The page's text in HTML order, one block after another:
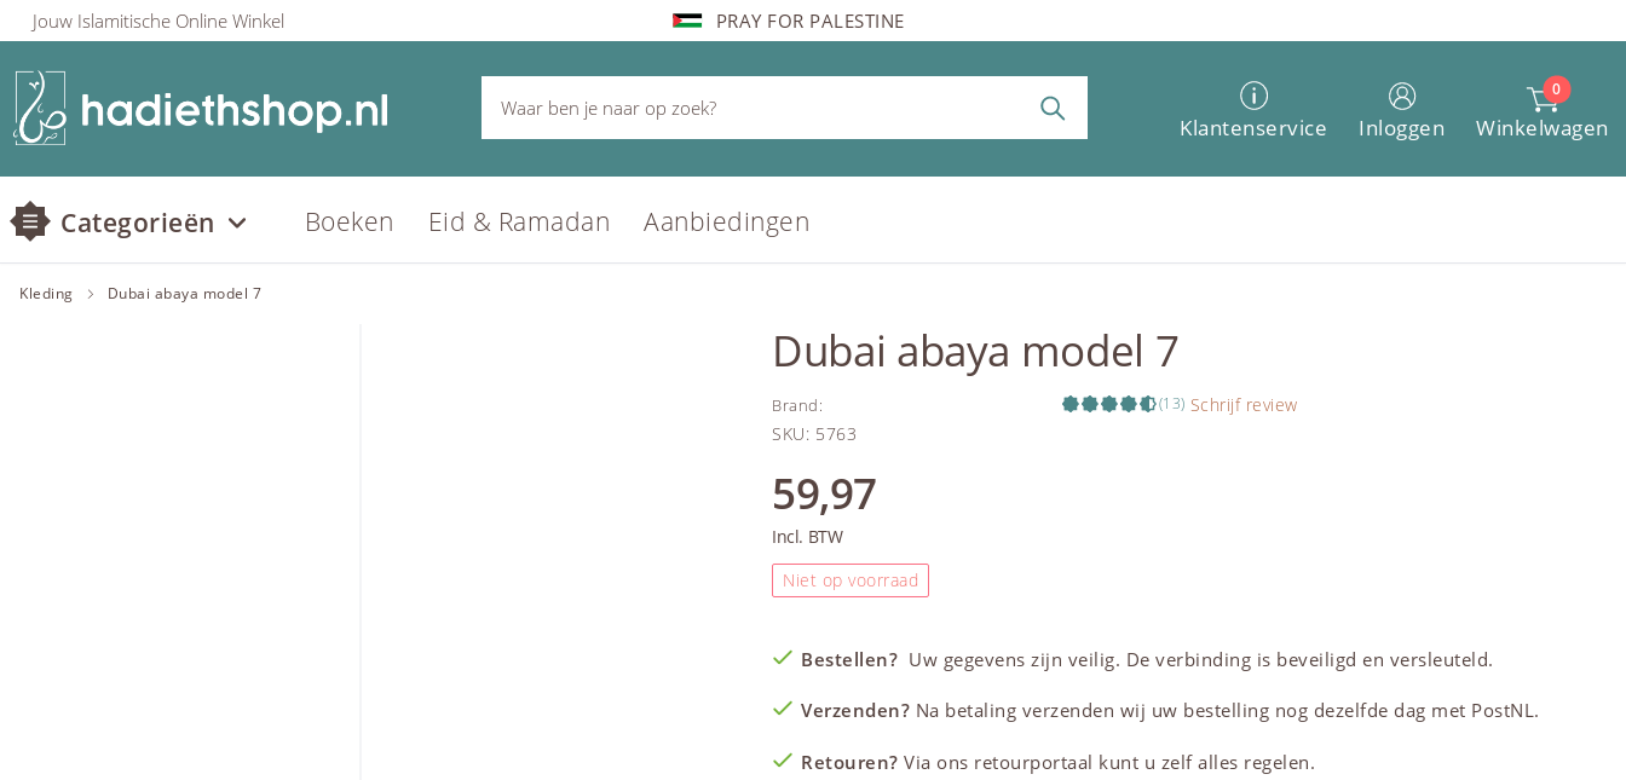
Jouw Islamitische Online Winkel PRAY FOR PALESTINE
Klantenservice Inloggen
0
Winkelwagen
Categorieën Boeken Eid & Ramadan Aanbiedingen
Kleding Dubai abaya model 7
Dubai abaya model 7
Brand: (13) Schrijf review
SKU: 5763
59,97
Incl. BTW
Niet op voorraad
Bestellen? Uw gegevens zijn veilig. De verbinding is beveiligd en versleuteld.
Verzenden? Na betaling verzenden wij uw bestelling nog dezelfde dag met PostNL.
Retouren? Via ons retourportaal kunt u zelf alles regelen.